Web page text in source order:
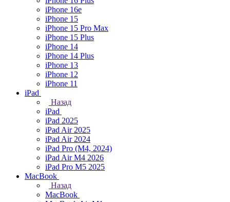
iPhone 16e
iPhone 15
iPhone 15 Pro Max
iPhone 15 Plus
iPhone 14
iPhone 14 Plus
iPhone 13
iPhone 12
iPhone 11
iPad
Назад
iPad
iPad 2025
iPad Air 2025
iPad Air 2024
iPad Pro (M4, 2024)
iPad Air M4 2026
iPad Pro M5 2025
MacBook
Назад
MacBook